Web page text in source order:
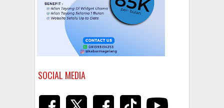
SOCIAL MEDIA